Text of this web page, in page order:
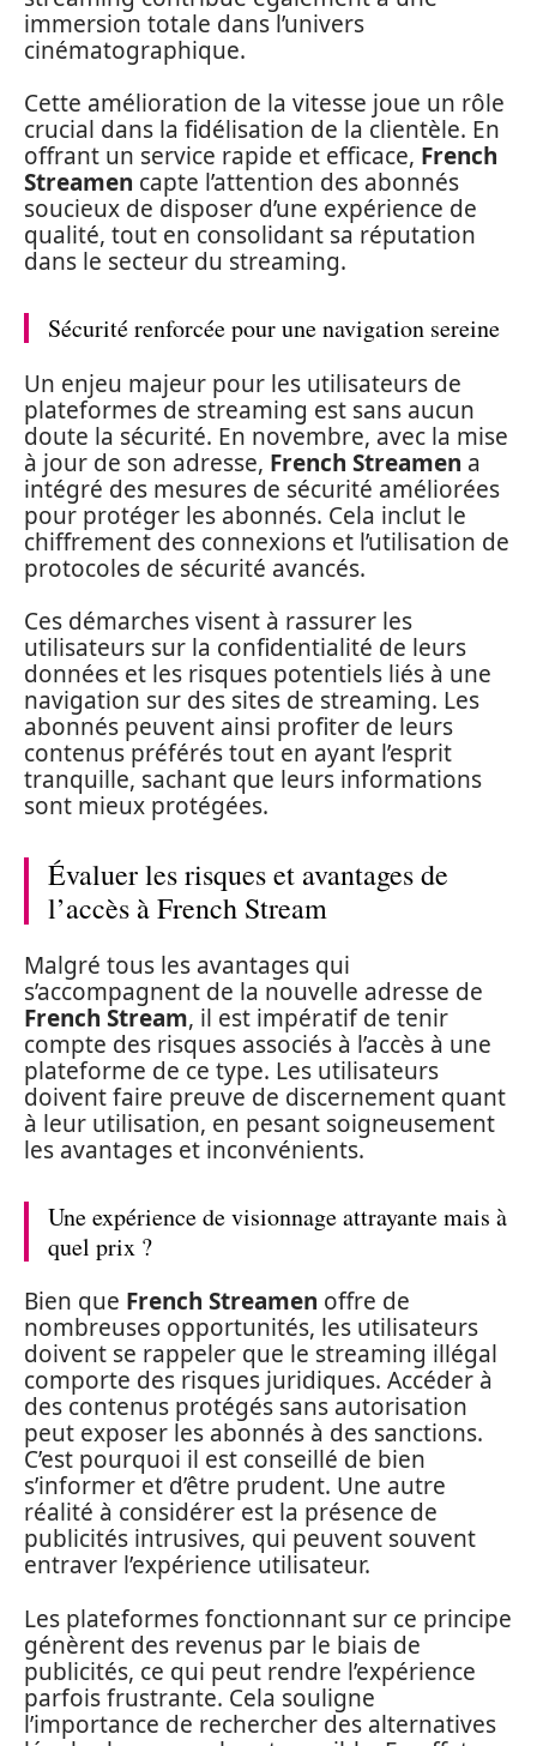
immersion totale dans l’univers
cinématographique.
Cette amélioration de la vitesse joue un rôle
crucial dans la fidélisation de la clientèle. En
offrant un service rapide et efficace, French
Streamen capte l’attention des abonnés
soucieux de disposer d’une expérience de
qualité, tout en consolidant sa réputation
dans le secteur du streaming.
Sécurité renforcée pour une navigation sereine
Un enjeu majeur pour les utilisateurs de
plateformes de streaming est sans aucun
doute la sécurité. En novembre, avec la mise
à jour de son adresse, French Streamen a
intégré des mesures de sécurité améliorées
pour protéger les abonnés. Cela inclut le
chiffrement des connexions et l’utilisation de
protocoles de sécurité avancés.
Ces démarches visent à rassurer les
utilisateurs sur la confidentialité de leurs
données et les risques potentiels liés à une
navigation sur des sites de streaming. Les
abonnés peuvent ainsi profiter de leurs
contenus préférés tout en ayant l’esprit
tranquille, sachant que leurs informations
sont mieux protégées.
Évaluer les risques et avantages de
l’accès à French Stream
Malgré tous les avantages qui
s’accompagnent de la nouvelle adresse de
French Stream, il est impératif de tenir
compte des risques associés à l’accès à une
plateforme de ce type. Les utilisateurs
doivent faire preuve de discernement quant
à leur utilisation, en pesant soigneusement
les avantages et inconvénients.
Une expérience de visionnage attrayante mais à
quel prix ?
Bien que French Streamen offre de
nombreuses opportunités, les utilisateurs
doivent se rappeler que le streaming illégal
comporte des risques juridiques. Accéder à
des contenus protégés sans autorisation
peut exposer les abonnés à des sanctions.
C’est pourquoi il est conseillé de bien
s’informer et d’être prudent. Une autre
réalité à considérer est la présence de
publicités intrusives, qui peuvent souvent
entraver l’expérience utilisateur.
Les plateformes fonctionnant sur ce principe
génèrent des revenus par le biais de
publicités, ce qui peut rendre l’expérience
parfois frustrante. Cela souligne
l’importance de rechercher des alternatives